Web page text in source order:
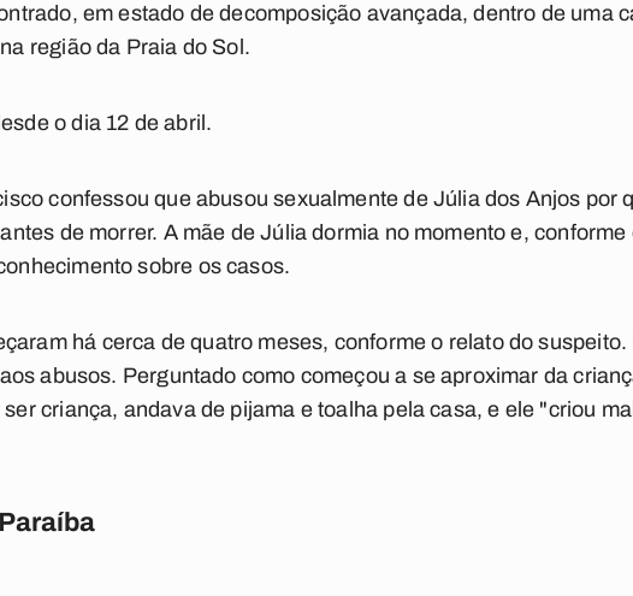
em estado de decomposição avançada, dentro de uma
região da Praia do Sol.
o dia 12 de abril.
confessou que abusou sexualmente de Júlia dos Anjos por
de morrer. A mãe de Júlia dormia no momento e,
sobre os casos.
há cerca de quatro meses, conforme o relato do
abusos. Perguntado como começou a se aproximar da
criança, andava de pijama e toalha pela casa, e ele "criou